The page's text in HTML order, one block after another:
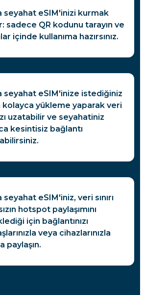
seyahat eSIM'inizi kurmak
sadece QR kodunu tarayın ve
içinde kullanıma hazırsınız.
seyahat eSIM'inize istediğiniz
kolayca yükleme yaparak veri
uzatabilir ve seyahatiniz
kesintisiz bağlantı
seyahat eSIM'iniz, veri sınırı
hotspot paylaşımını
için bağlantınızı
veya cihazlarınızla
paylaşın.